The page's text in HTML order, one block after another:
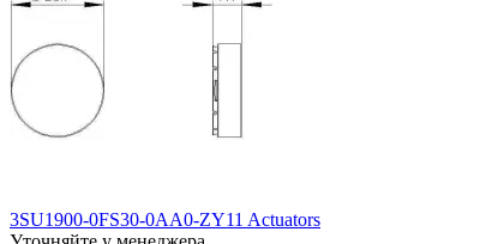
3SU1900-0FS30-0AA0-ZY11 Actuators